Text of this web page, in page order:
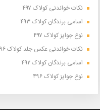
نکات خواندنی کولاک ۴۹۷
اسامی برندگان کولاک ۴۹۳
نوع جوایز کولاک ۴۹۷
نکات خواندنی عکس جلد کولاک ۴۹۶
اسامی برندگان کولاک ۴۹۲
نوع جوایز کولاک ۴۹۶